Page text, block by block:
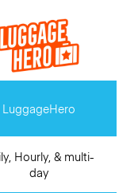
LuggageHero
Hourly, & multi-
day